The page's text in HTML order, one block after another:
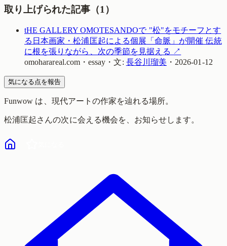
取り上げられた記事（1 ）
tHE GALLERY OMOTESANDOで "松"をモチーフとす
る日本画家・松浦匡起による個展「命脈」が開催 伝統
に根を張りながら、次の季節を見据える ↗
omoharareal.com・essay ・文: 長谷川瑠美 ・ 2026-01-12
気になる点を報告
Funwow は、現代アートの作家を辿れる場所。
松浦匡起さんの次に会える機会を、お知らせします。